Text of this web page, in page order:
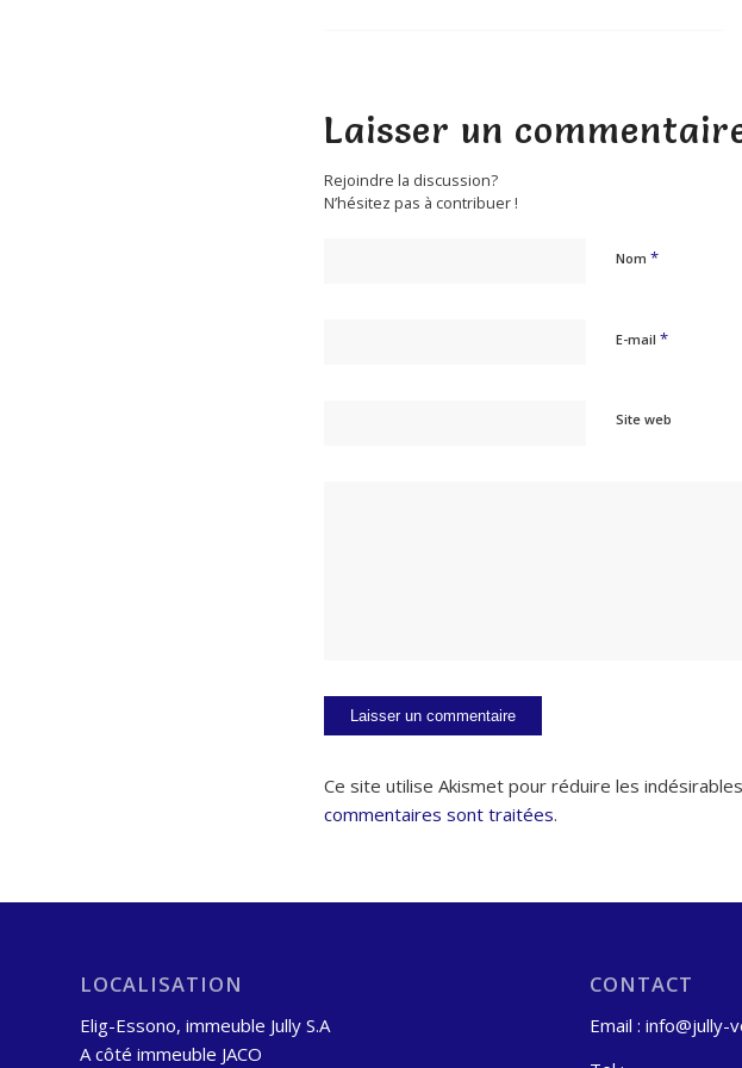
Laisser un
Rejoindre la discussion?
N’hésitez pas à contribuer !
Nom *
E-mail *
Site web
Ce site utilise Akismet pour réduire les
commentaires sont traitées.
LOCALISATION
Elig-Essono, immeuble Jully S.A
A côté immeuble JACO
CONTACT
Email : info@jully-